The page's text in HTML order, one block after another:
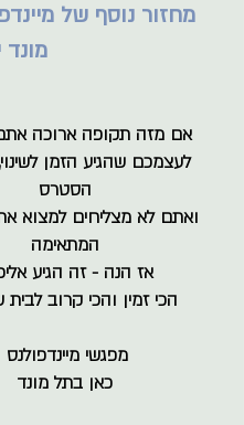
מחזור נוסף של
מונד
אם מזה תקופה ארוכה
לעצמכם שהגיע הזמן
הסטרס
ואתם לא מצליחים למצוא
המתאימה
אז הנה - זה הגיע
הכי זמין והכי קרוב
מפגשי מיינדפולנס
כאן בתל מונד